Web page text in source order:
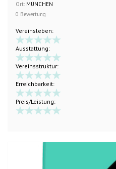
Ort: MÜNCHEN
0 Bewertung
Vereinsleben:
Ausstattung:
Vereinsstruktur:
Erreichbarkeit:
Preis/Leistung: